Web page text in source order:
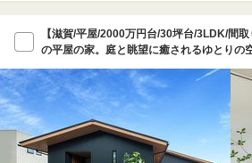
【滋賀/平屋/2000万円台/30坪台/3LDK/間
の平屋の家。庭と眺望に癒されるゆとりの